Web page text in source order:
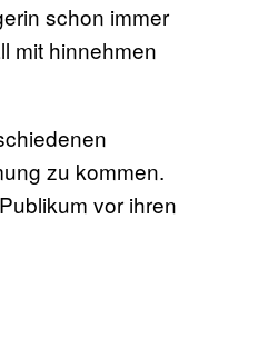
schon immer
mit hinnehmen
zu kommen.
vor ihren